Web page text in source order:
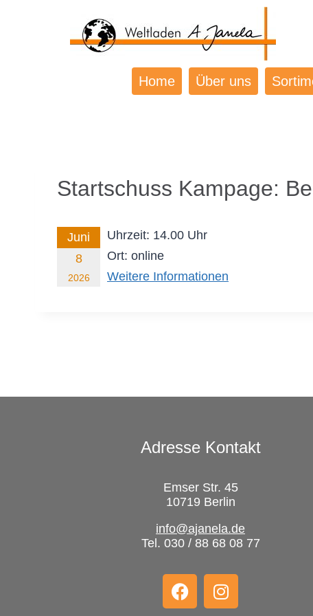
Home Über uns
Startschuss Kampage:
Juni
8
2026
Uhrzeit: 14.00 Uhr
Ort: online
Weitere Informationen
Adresse Kontakt
Emser Str. 45
10719 Berlin
info@ajanela.de
Tel. 030 / 88 68 08 77